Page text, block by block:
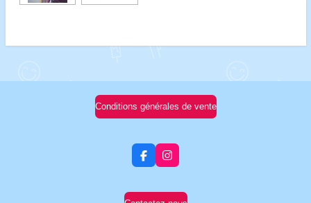
Conditions générales de vente
F
a
e
b
I
n
t
a